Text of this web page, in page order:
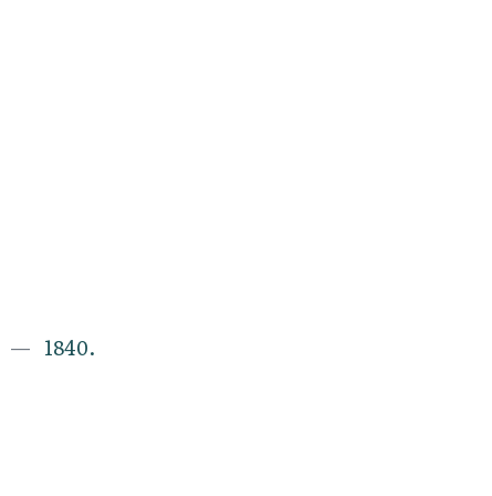
1840.